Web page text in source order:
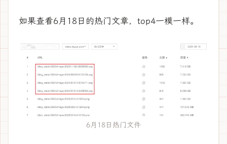
如果查看6月18日的热门文章，top4一模一样。
6月18日热门文件